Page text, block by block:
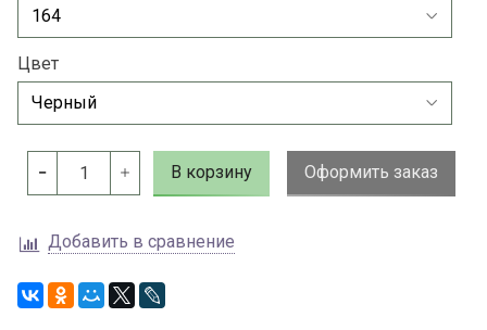
Цвет
В корзину Оформить заказ
Добавить в сравнение